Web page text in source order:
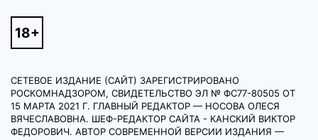
СЕТЕВОЕ ИЗДАНИЕ (САЙТ) ЗАРЕГИСТРИРОВАНО
РОСКОМНАДЗОРОМ, СВИДЕТЕЛЬСТВО ЭЛ № ФС77-80505 ОТ
15 МАРТА 2021 Г. ГЛАВНЫЙ РЕДАКТОР — НОСОВА ОЛЕСЯ
ВЯЧЕСЛАВОВНА. ШЕФ-РЕДАКТОР САЙТА - КАНСКИЙ ВИКТОР
ФЕДОРОВИЧ. АВТОР СОВРЕМЕННОЙ ВЕРСИИ ИЗДАНИЯ —